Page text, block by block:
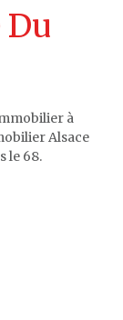
à
Alsace
le 68.